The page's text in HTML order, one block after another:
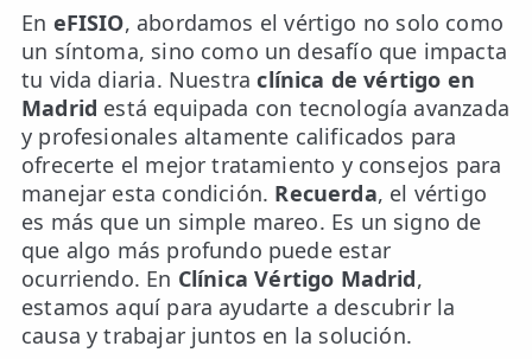
👶 Fisioterapia Pediátrica
TRATAMIENTOS
✅ Punción Seca
✅ Ondas de Choque
✅ EPTE - EPI
ESTÉTICA
✨ Fisioestética
En eFISIO, abordamos el vértigo no solo como
un síntoma, sino como un desafío que impacta
tu vida diaria. Nuestraclínica de vértigo en
Madrid está equipada con tecnología avanzada
y profesionales altamente calificados para
ofrecerte el mejor tratamiento y consejos para
manejar esta condición. Recuerda, el vértigo
es más que un simple mareo. Es un signo de
que algo más profundo puede estar
ocurriendo. En Clínica Vértigo Madrid,
estamos aquí para ayudarte a descubrir la
causa y trabajar juntos en la solución.